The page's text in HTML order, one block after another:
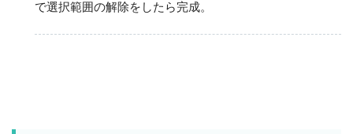
で選択範囲の解除をしたら完成。